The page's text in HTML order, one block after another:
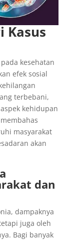
Kasus
kesehatan
efek sosial
terbebani,
kehidupan
masyarakat
akan
dan
dampaknya
juga oleh
Bagi banyak